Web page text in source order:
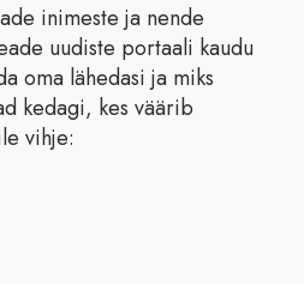
inimeste ja nende
uudiste portaali kaudu
oma lähedasi ja miks
kedagi, kes väärib
vihje: